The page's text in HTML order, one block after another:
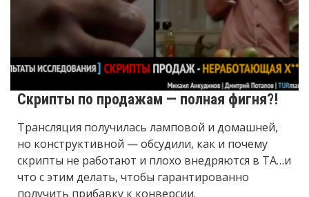
Скрипты по продажам — полная фигня?!
Трансляция получилась ламповой и домашней,
но конструктивной — обсудили, как и почему
скрипты не работают и плохо внедряются в ТА…и
что с этим делать, чтобы гарантированно
получить прибавку к конверсии.